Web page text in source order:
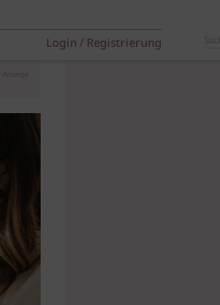
Login / Registrierung
Anzeige